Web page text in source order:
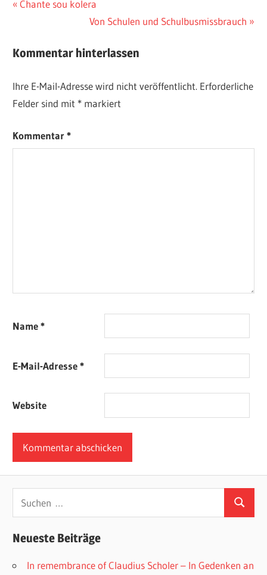
Beitragsnavigation
Vorheriger
Chante sou kolera
Nächster
Von Schulen und Schulbusmissbrauch
Kommentar hinterlassen
Ihre E-Mail-Adresse wird nicht veröffentlicht. Erforderliche
Felder sind mit * markiert
Kommentar*
Name*
E-Mail-Adresse*
Website
Suchen
Neueste Beiträge
In remembrance of Claudius Scholer – In Gedenken an